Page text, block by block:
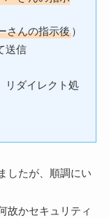
さんの指示後 ）
送信
リダイレクト処
したが、順調にい
故かセキュリティ